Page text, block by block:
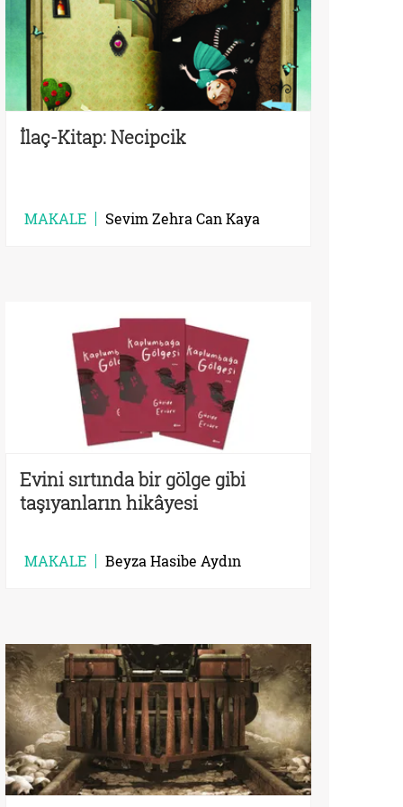
İlaç-Kitap: Necipcik
MAKALE Sevim Zehra Can Kaya
Evini sırtında bir gölge gibi
taşıyanların hikâyesi
MAKALE Beyza Hasibe Aydın